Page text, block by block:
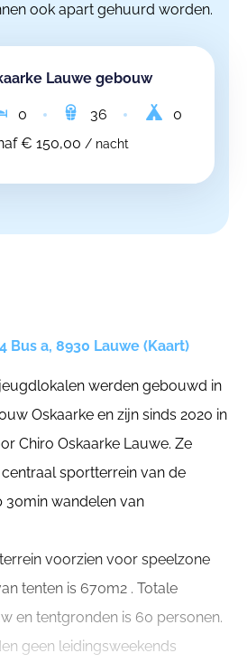
ook apart gehuurd worden.
Lauwe gebouw
0 36
0
€ 150,00 / nacht
Bus a, 8930 Lauwe (Kaart)
werden gebouwd in
Oskaarke en zijn sinds 2020 in
Chiro Oskaarke Lauwe. Ze
sportterrein van de
30min wandelen van
voorzien voor speelzone
tenten is 670m2 . Totale
en tentgronden is 60 personen.
geen leidingsweekends